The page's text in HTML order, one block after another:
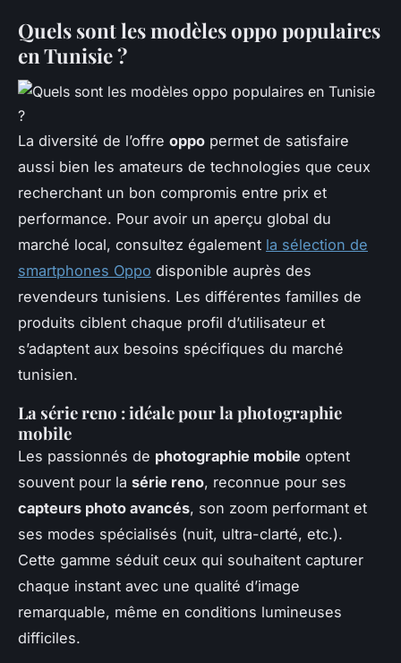
Quels sont les modèles oppo populaires
en Tunisie ?
La diversité de l’offre oppo permet de satisfaire
aussi bien les amateurs de technologies que ceux
recherchant un bon compromis entre prix et
performance. Pour avoir un aperçu global du
marché local, consultez également la sélection de
smartphones Oppo disponible auprès des
revendeurs tunisiens. Les différentes familles de
produits ciblent chaque profil d’utilisateur et
s’adaptent aux besoins spécifiques du marché
tunisien.
La série reno : idéale pour la photographie
mobile
Les passionnés de photographie mobile optent
souvent pour la série reno, reconnue pour ses
capteurs photo avancés, son zoom performant et
ses modes spécialisés (nuit, ultra-clarté, etc.).
Cette gamme séduit ceux qui souhaitent capturer
chaque instant avec une qualité d’image
remarquable, même en conditions lumineuses
difficiles.